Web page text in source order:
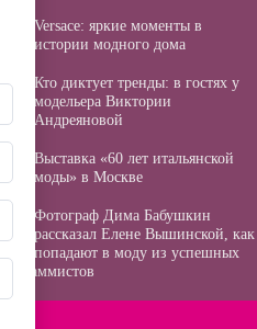
Versace: яркие моменты в
истории модного дома
Кто диктует тренды: в гостях у
модельера Виктории
Андреяновой
Выставка «60 лет итальянской
моды» в Москве
Фотограф Дима Бабушкин
рассказал Елене Вышинской, как
попадают в моду из успешных
программистов